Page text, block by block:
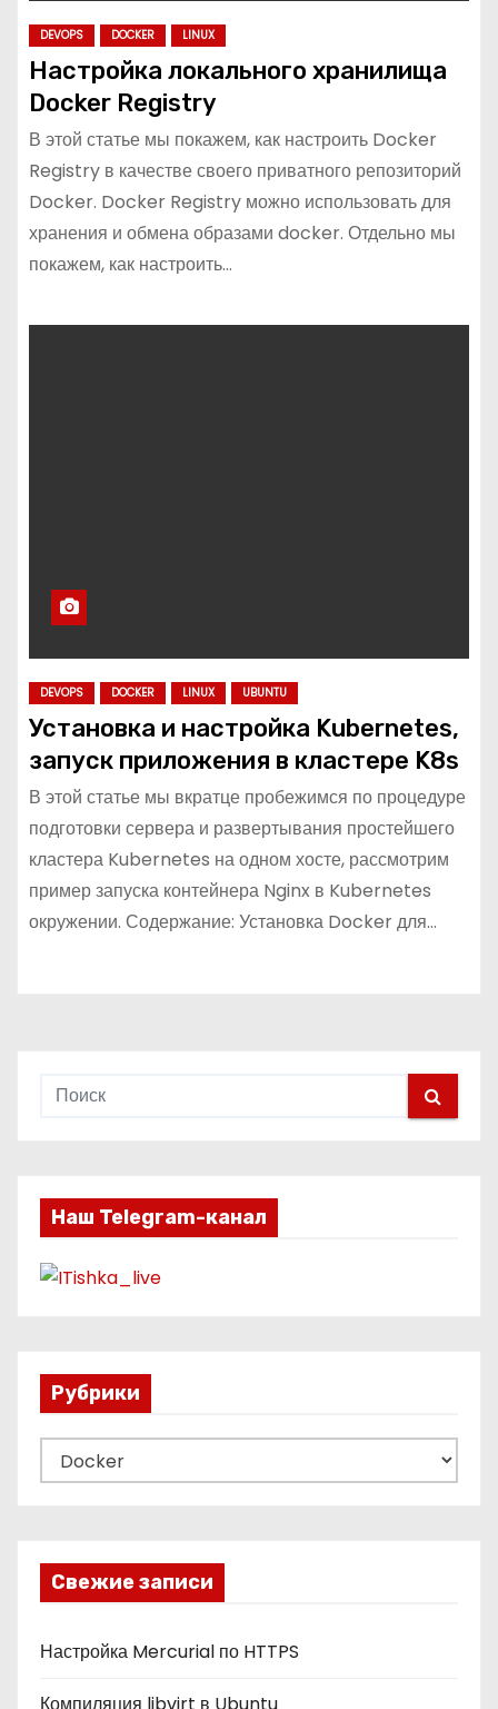
DEVOPS DOCKER LINUX
Настройка локального хранилища
Docker Registry
В этой статье мы покажем, как настроить Docker
Registry в качестве своего приватного репозиторий
Docker. Docker Registry можно использовать для
хранения и обмена образами docker. Отдельно мы
покажем, как настроить…
DEVOPS DOCKER LINUX UBUNTU
Установка и настройка Kubernetes,
запуск приложения в кластере K8s
В этой статье мы вкратце пробежимся по процедуре
подготовки сервера и развертывания простейшего
кластера Kubernetes на одном хосте, рассмотрим
пример запуска контейнера Nginx в Kubernetes
окружении. Содержание: Установка Docker для…
Наш Telegram-канал
Рубрики
у
к
и
Свежие записи
Настройка Mercurial по HTTPS
Компиляция libvirt в Ubuntu